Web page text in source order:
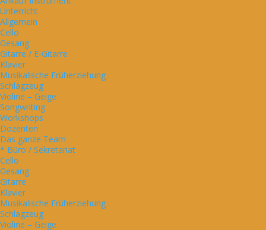
Unterricht
Allgemein
Cello
Gesang
Gitarre / E-Gitarre
Klavier
Musikalische Früherziehung
Schlagzeug
Violine – Geige
Songwriting
Workshops
Dozenten
Das ganze Team
* Büro / Sekretariat
Cello
Gesang
Gitarre
Klavier
Musikalische Früherziehung
Schlagzeug
Violine – Geige